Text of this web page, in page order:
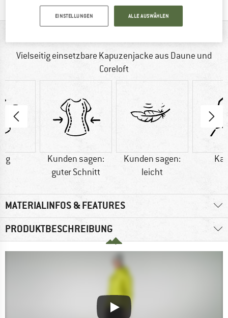
Vielseitig einsetzbare Kapuzenjacke aus Daune und
Coreloft
g
Kunden sagen:
guter Schnitt
Kunden sagen:
leicht
MATERIALINFOS & FEATURES
PRODUKTBESCHREIBUNG
EINSTELLUNGEN ALLE AUSWÄHLEN